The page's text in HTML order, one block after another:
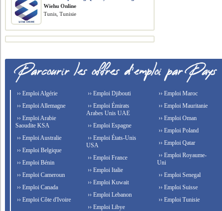
Wiehu Online
Tunis, Tunisie
›› Emploi Algérie
›› Emploi Allemagne
›› Emploi Arabie
Saoudite KSA
›› Emploi Australie
›› Emploi Belgique
›› Emploi Bénin
›› Emploi Cameroun
›› Emploi Canada
›› Emploi Côte d'Ivoire
›› Emploi Djibouti
›› Emploi Émirats
Arabes Unis UAE
›› Emploi Espagne
›› Emploi États-Unis
USA
›› Emploi France
›› Emploi Italie
›› Emploi Kuwait
›› Emploi Lebanon
›› Emploi Libye
›› Emploi Maroc
›› Emploi Mauritanie
›› Emploi Oman
›› Emploi Poland
›› Emploi Qatar
›› Emploi Royaume-
Uni
›› Emploi Senegal
›› Emploi Suisse
›› Emploi Tunisie